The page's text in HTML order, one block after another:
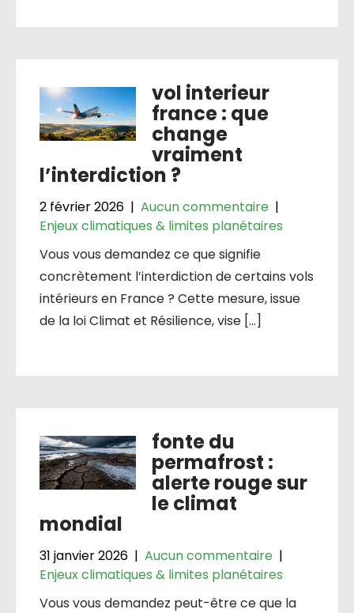
vol interieur
france : que
change
vraiment
l’interdiction ?
2 février 2026 | Aucun commentaire |
Enjeux climatiques & limites planétaires
Vous vous demandez ce que signifie
concrètement l’interdiction de certains vols
intérieurs en France ? Cette mesure, issue
de la loi Climat et Résilience, vise […]
fonte du
permafrost :
alerte rouge sur
le climat
mondial
31 janvier 2026 | Aucun commentaire |
Enjeux climatiques & limites planétaires
Vous vous demandez peut-être ce que la